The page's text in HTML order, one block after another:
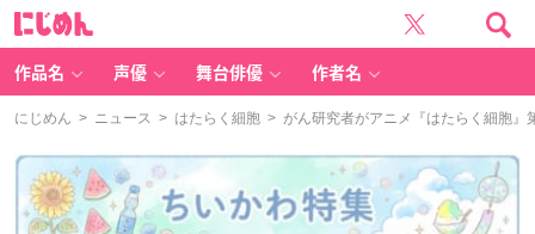
作品名 声優 舞台俳優 作者名
にじめん > ニュース > はたらく細胞 > がん研究者がアニメ『はたらく細胞』